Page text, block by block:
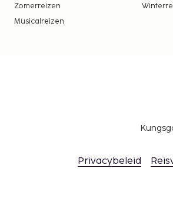
Deze belasting is niet van
jaar.
Deze lijst is mogelijk niet
Wegens de nationale
Zomerreizen
Musicalreizen
Privacybeleid